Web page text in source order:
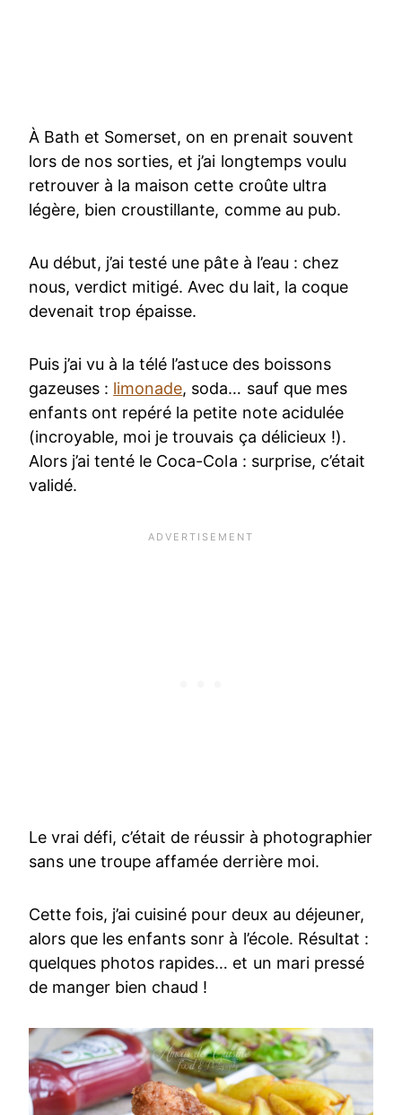
À Bath et Somerset, on en prenait souvent
lors de nos sorties, et j’ai longtemps voulu
retrouver à la maison cette croûte ultra
légère, bien croustillante, comme au pub.
Au début, j’ai testé une pâte à l’eau : chez
nous, verdict mitigé. Avec du lait, la coque
devenait trop épaisse.
Puis j’ai vu à la télé l’astuce des boissons
gazeuses : limonade, soda… sauf que mes
enfants ont repéré la petite note acidulée
(incroyable, moi je trouvais ça délicieux !).
Alors j’ai tenté le Coca-Cola : surprise, c’était
validé.
Le vrai défi, c’était de réussir à photographier
sans une troupe affamée derrière moi.
Cette fois, j’ai cuisiné pour deux au déjeuner,
alors que les enfants sonr à l’école. Résultat :
quelques photos rapides… et un mari pressé
de manger bien chaud !